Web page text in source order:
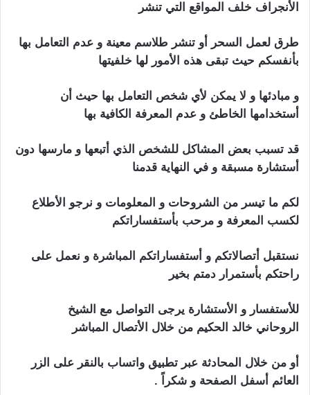
الأنجراف خلف المواقع التي تنشر
طرق لعمل السحر أو تنشر طلاسم معينة و عدم التعامل بها
بأنفسكم حيث تبقى هذه الأمور لها خلفيتها
و مبادئها و لا يمكن لأي شخص التعامل بها حيث أن
أستخدامها الخاطئ و عدم المعرفة الكافية بها
قد تسبب بعض المشاكل للشخص الذي أتبعها و مارسها دون
أستشارة مسبقة و في النهاية قدمنا
لكم ما تيسر من الشروحات و المعلومات و نرجو الأطلاع
لكسب المعرفة و مرحب بأستفساراتكم
نستقبل أتصالاتكم و أستفساراتكم المباشرة و نعمل على
راحتكم بأستمرار دمتم بخير
للأستفسار و الأستشارة يرجى التواصل مع الشيخ
الروحاني خالد الحكيم من خلال الأتصال المباشر
أو من خلال المحادثة عبر تطبيق واتساب بالنقر على الزر
العائم أسفل الصفحة و شكراً .